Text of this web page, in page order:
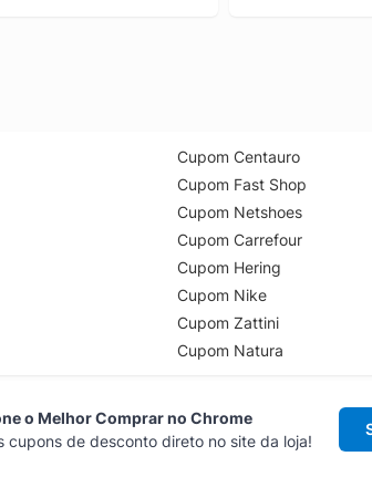
Cupom Centauro
Cupom Fast Shop
Cupom Netshoes
Cupom Carrefour
Cupom Hering
Cupom Nike
Cupom Zattini
Cupom Natura
o Melhor Comprar no Chrome
cupons de desconto direto no site da loja!